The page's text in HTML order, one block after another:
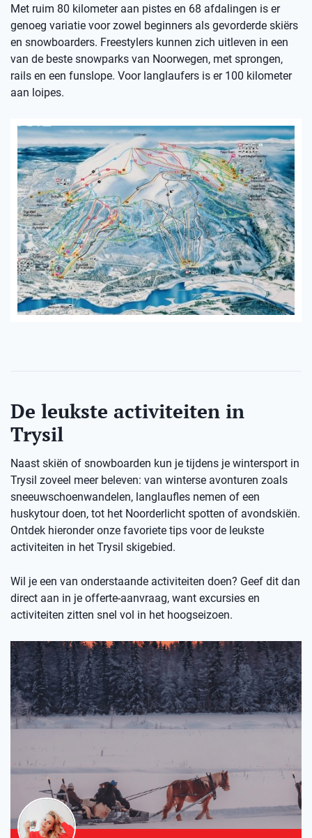
Met ruim 80 kilometer aan pistes en 68 afdalingen is er
genoeg variatie voor zowel beginners als gevorderde skiërs
en snowboarders. Freestylers kunnen zich uitleven in een
van de beste snowparks van Noorwegen, met sprongen,
rails en een funslope. Voor langlaufers is er 100 kilometer
aan loipes.
De leukste activiteiten in
Trysil
Naast skiën of snowboarden kun je tijdens je wintersport in
Trysil zoveel meer beleven: van winterse avonturen zoals
sneeuwschoenwandelen, langlaufles nemen of een
huskytour doen, tot het Noorderlicht spotten of avondskiën.
Ontdek hieronder onze favoriete tips voor de leukste
activiteiten in het Trysil skigebied.
Wil je een van onderstaande activiteiten doen? Geef dit dan
direct aan in je offerte-aanvraag, want excursies en
activiteiten zitten snel vol in het hoogseizoen.